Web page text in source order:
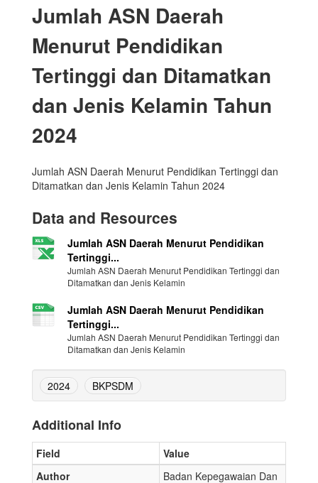
Jumlah ASN Daerah
Menurut Pendidikan
Tertinggi dan Ditamatkan
dan Jenis Kelamin Tahun
2024
Jumlah ASN Daerah Menurut Pendidikan Tertinggi dan
Ditamatkan dan Jenis Kelamin Tahun 2024
Data and Resources
Jumlah ASN Daerah Menurut Pendidikan
Tertinggi...
Jumlah ASN Daerah Menurut Pendidikan Tertinggi dan
Ditamatkan dan Jenis Kelamin
Jumlah ASN Daerah Menurut Pendidikan
Tertinggi...
Jumlah ASN Daerah Menurut Pendidikan Tertinggi dan
Ditamatkan dan Jenis Kelamin
2024 BKPSDM
Additional Info
Field
Value
Author
Badan Kepegawaian Dan